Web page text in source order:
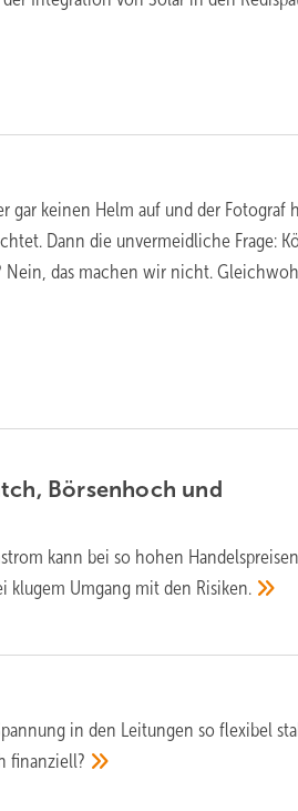
gar keinen Helm auf und der Fotograf
Dann die unvermeidliche Frage:
das machen wir nicht.
Börsenhoch und
kann bei so hohen
klugem Umgang mit den Risiken.
in den Leitungen so flexibel
finanziell?